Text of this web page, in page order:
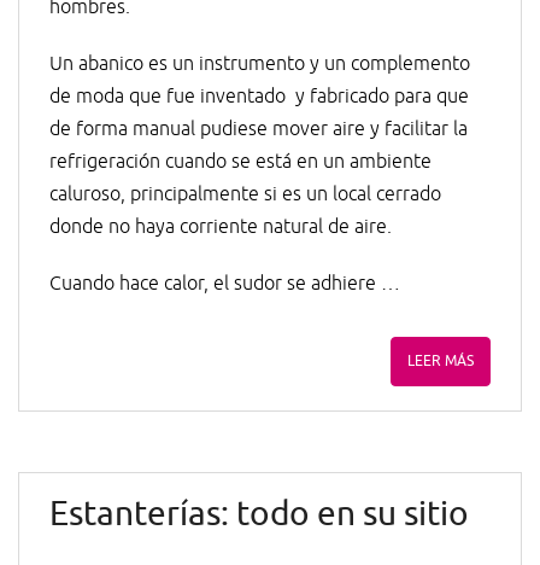
hombres.
Un abanico es un instrumento y un complemento
de moda que fue inventado y fabricado para que
de forma manual pudiese mover aire y facilitar la
refrigeración cuando se está en un ambiente
caluroso, principalmente si es un local cerrado
donde no haya corriente natural de aire.
Cuando hace calor, el sudor se adhiere …
LEER MÁS
Estanterías: todo en su sitio